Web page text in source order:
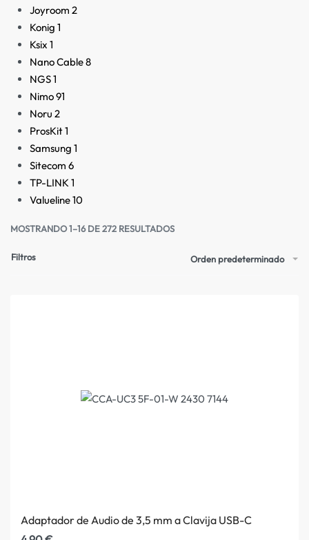
Joyroom 2
Konig 1
Ksix 1
Nano Cable8
NGS1
Nimo91
Noru 2
ProsKit1
Samsung 1
Sitecom 6
TP-LINK 1
Valueline10
MOSTRANDO 1–16 DE 272 RESULTADOS
Orden predeterminado
Filtros
Adaptador de Audio de 3,5 mm a Clavija USB-C